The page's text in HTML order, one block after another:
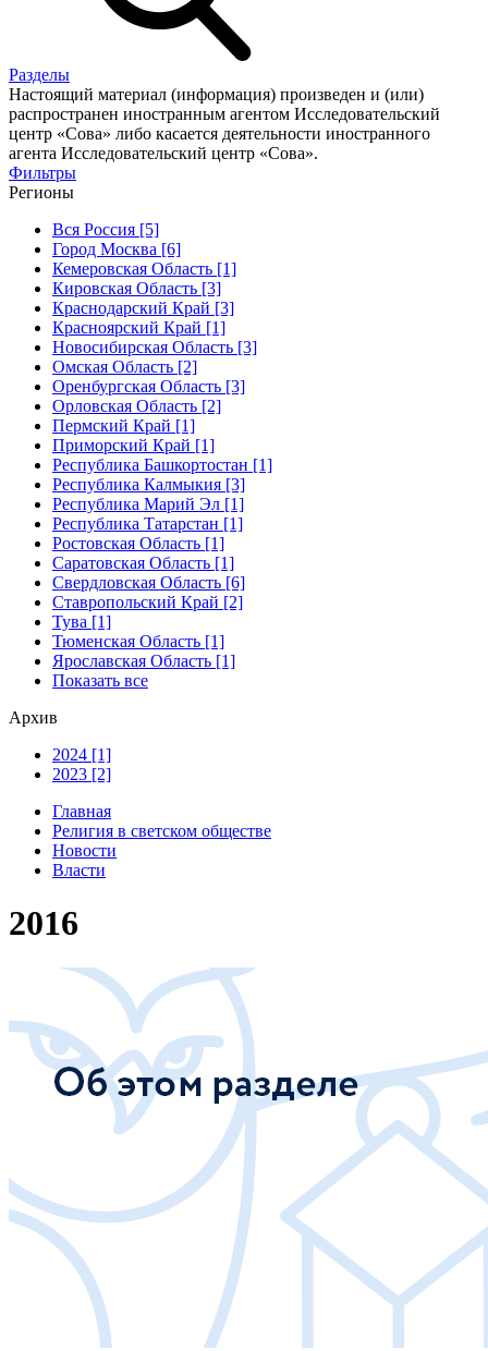
Разделы
Настоящий материал (информация) произведен и (или)
распространен иностранным агентом Исследовательский
центр «Сова» либо касается деятельности иностранного
агента Исследовательский центр «Сова».
Фильтры
Регионы
Вся Россия [5]
Город Москва [6]
Кемеровская Область [1]
Кировская Область [3]
Краснодарский Край [3]
Красноярский Край [1]
Новосибирская Область [3]
Омская Область [2]
Оренбургская Область [3]
Орловская Область [2]
Пермский Край [1]
Приморский Край [1]
Республика Башкортостан [1]
Республика Калмыкия [3]
Республика Марий Эл [1]
Республика Татарстан [1]
Ростовская Область [1]
Саратовская Область [1]
Свердловская Область [6]
Ставропольский Край [2]
Тува [1]
Тюменская Область [1]
Ярославская Область [1]
Показать все
Архив
2024 [1]
2023 [2]
Главная
Религия в светском обществе
Новости
Власти
2016